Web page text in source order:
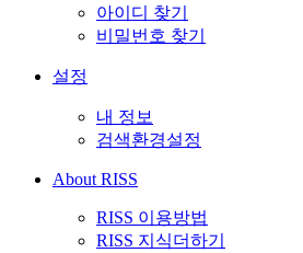
아이디 찾기
비밀번호 찾기
설정
내 정보
검색환경설정
About RISS
RISS 이용방법
RISS 지식더하기